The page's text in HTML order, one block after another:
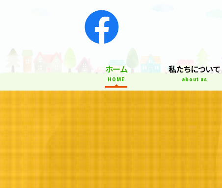
ホーム
HOME
私たちについて
about us